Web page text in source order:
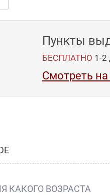
Пункты
БЕСПЛАТНО 1-2
Смотреть на
КАКОГО ВОЗРАСТА